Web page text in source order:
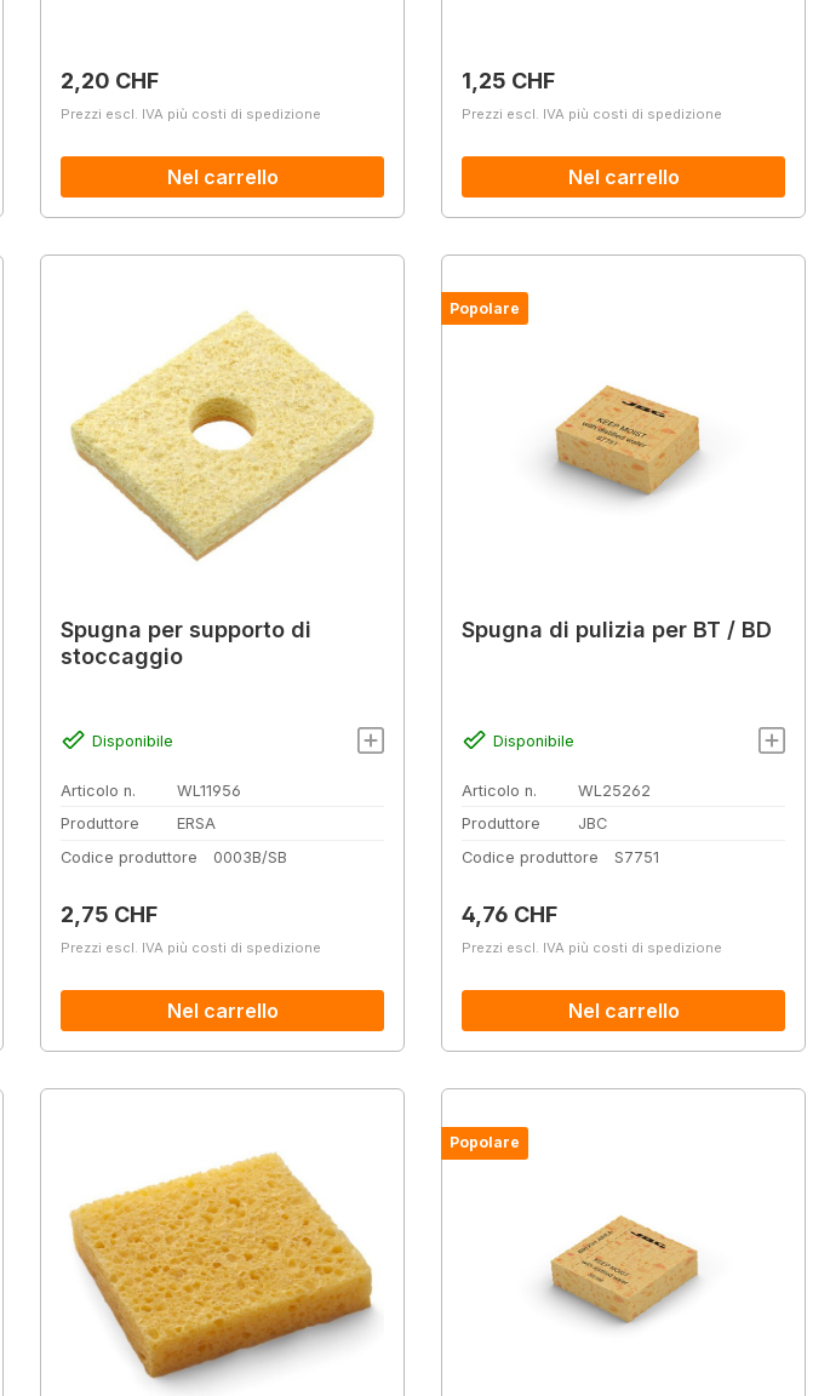
Prezzo normale:
2,20 CHF
Prezzi escl. IVA più costi di spedizione
Nel carrello
Prezzo normale:
1,25 CHF
Prezzi escl. IVA più costi di spedizione
Nel carrello
Spugna per supporto di
stoccaggio
Disponibile
Articolo n.
WL11956
Produttore
ERSA
Codice produttore
0003B/SB
Prezzo normale:
2,75 CHF
Prezzi escl. IVA più costi di spedizione
Nel carrello
Popolare
Spugna di pulizia per BT / BD
Disponibile
Articolo n.
WL25262
Produttore
JBC
Codice produttore
S7751
Prezzo normale:
4,76 CHF
Prezzi escl. IVA più costi di spedizione
Nel carrello
Popolare